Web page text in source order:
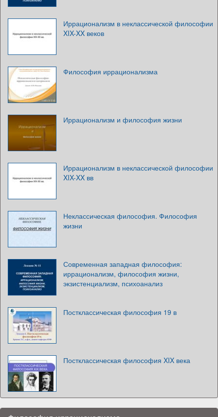
Иррационализм в неклассической философии
XIX-XX веков
Философия иррационализма
Иррационализм и философия жизни
Иррационализм в неклассической философии
XIX-XX вв
Неклассическая философия. Философия
жизни
Современная западная философия:
иррационализм, философия жизни,
экзистенциализм, психоанализ
Постклассическая философия 19 в
Постклассическая философия XIX века